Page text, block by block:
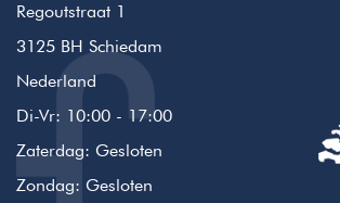
Regoutstraat 1
3125 BH Schiedam
Nederland
Di-Vr: 10:00 - 17:00
Zaterdag: Gesloten
Zondag: Gesloten